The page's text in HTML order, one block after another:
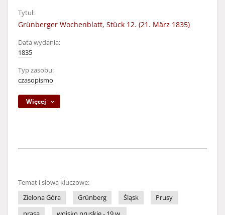
Tytuł:
Grünberger Wochenblatt, Stück 12. (21. März 1835)
Data wydania:
1835
Typ zasobu:
czasopismo
Więcej
Temat i słowa kluczowe:
Zielona Góra
Grünberg Śląsk
Prusy